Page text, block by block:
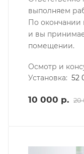
выполняем
По окончании
и вы
помещении.
Осмотр и
Установка: 52
10 000 р. 20